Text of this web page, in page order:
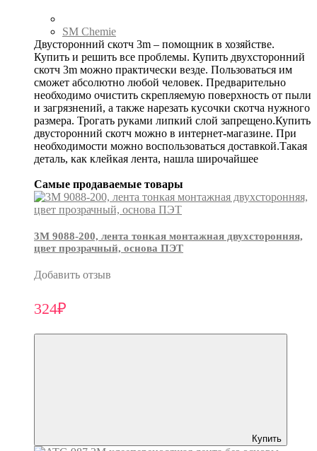
SM Chemie
Двусторонний скотч 3m – помощник в хозяйстве.
Купить и решить все проблемы. Купить двухсторонний
скотч 3m можно практически везде. Пользоваться им
сможет абсолютно любой человек. Предварительно
необходимо очистить скрепляемую поверхность от пыли
и загрязнений, а также нарезать кусочки скотча нужного
размера. Трогать руками липкий слой запрещено.Купить
двусторонний скотч можно в интернет-магазине. При
необходимости можно воспользоваться доставкой.Такая
деталь, как клейкая лента, нашла широчайшее
Самые продаваемые товары
3М 9088-200, лента тонкая монтажная двухсторонняя,
цвет прозрачный, основа ПЭТ
Добавить отзыв
324₽
Купить